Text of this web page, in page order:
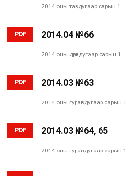
2014 оны тавдугаар сарын 1
PDF 2014.04 №66
2014 оны дөрөвдүгээр сарын 1
PDF 2014.03 №63
2014 оны гуравдугаар сарын 1
PDF 2014.03 №64, 65
2014 оны гуравдугаар сарын 1